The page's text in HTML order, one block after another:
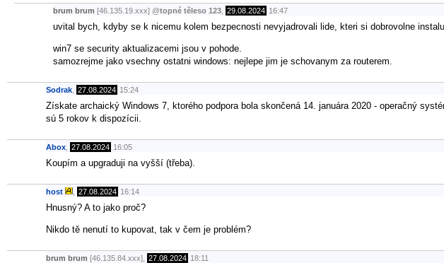
brum brum [46.135.19.xxx] @topné těleso 123 29.08.2024 16:47
uvital bych, kdyby se k nicemu kolem bezpecnosti nevyjadrovali lide, kteri si dobrovolne
win7 se security aktualizacemi jsou v pohode.
samozrejme jako vsechny ostatni windows: nejlepe jim je schovanym za routerem.
Sodrak 27.08.2024 15:24
Získate archaický Windows 7, ktorého podpora bola skončená 14. januára 2020 - operačný
sú 5 rokov k dispozícii.
Abox 27.08.2024 16:05
Koupím a upgraduji na vyšší (třeba).
host 27.08.2024 16:14
Hnusný? A to jako proč?
Nikdo tě nenutí to kupovat, tak v čem je problém?
brum brum [46.135.84.xxx], 27.08.2024 18:11